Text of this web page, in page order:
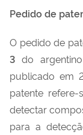
Pedido de
O pedido de
3 do
publicado em
patente
detectar
para a